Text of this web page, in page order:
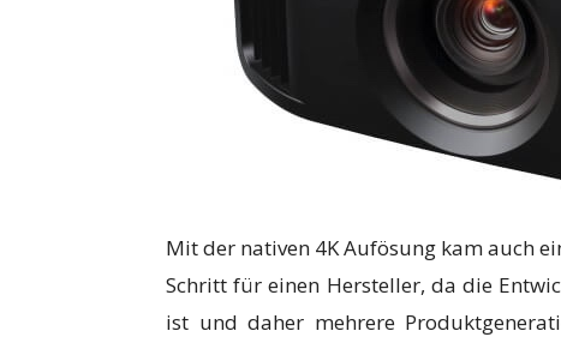
Mit der nativen 4K Aufösung kam auch
Schritt für einen Hersteller, da die
ist und daher mehrere